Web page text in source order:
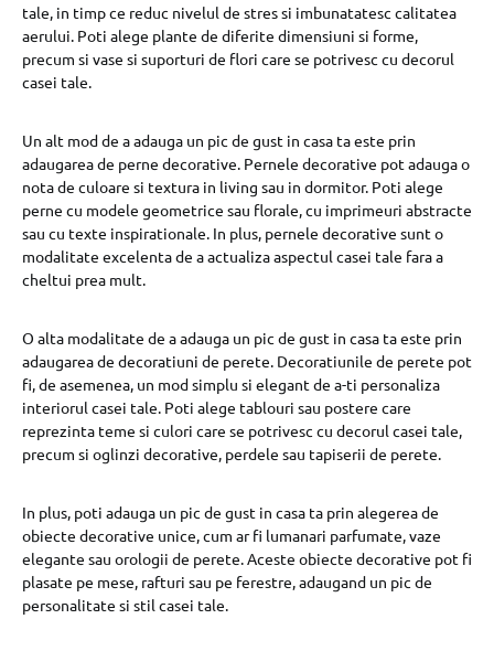
tale, in timp ce reduc nivelul de stres si imbunatatesc calitatea
aerului. Poti alege plante de diferite dimensiuni si forme,
precum si vase si suporturi de flori care se potrivesc cu decorul
casei tale.
Un alt mod de a adauga un pic de gust in casa ta este prin
adaugarea de perne decorative. Pernele decorative pot adauga o
nota de culoare si textura in living sau in dormitor. Poti alege
perne cu modele geometrice sau florale, cu imprimeuri abstracte
sau cu texte inspirationale. In plus, pernele decorative sunt o
modalitate excelenta de a actualiza aspectul casei tale fara a
cheltui prea mult.
O alta modalitate de a adauga un pic de gust in casa ta este prin
adaugarea de decoratiuni de perete. Decoratiunile de perete pot
fi, de asemenea, un mod simplu si elegant de a-ti personaliza
interiorul casei tale. Poti alege tablouri sau postere care
reprezinta teme si culori care se potrivesc cu decorul casei tale,
precum si oglinzi decorative, perdele sau tapiserii de perete.
In plus, poti adauga un pic de gust in casa ta prin alegerea de
obiecte decorative unice, cum ar fi lumanari parfumate, vaze
elegante sau orologii de perete. Aceste obiecte decorative pot fi
plasate pe mese, rafturi sau pe ferestre, adaugand un pic de
personalitate si stil casei tale.